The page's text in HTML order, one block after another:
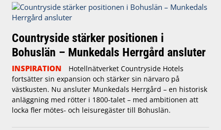
Countryside stärker positionen i
Bohuslän – Munkedals Herrgård ansluter
INSPIRATION
Hotellnätverket Countryside Hotels
fortsätter sin expansion och stärker sin närvaro på
västkusten. Nu ansluter Munkedals Herrgård – en historisk
anläggning med rötter i 1800-talet – med ambitionen att
locka fler mötes- och leisuregäster till Bohuslän.